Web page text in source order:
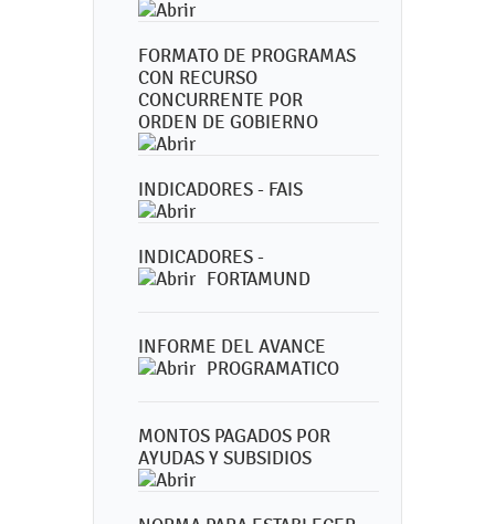
FORMATO DE PROGRAMAS
CON RECURSO
CONCURRENTE POR
ORDEN DE GOBIERNO
INDICADORES - FAIS
INDICADORES -
FORTAMUND
INFORME DEL AVANCE
PROGRAMATICO
MONTOS PAGADOS POR
AYUDAS Y SUBSIDIOS